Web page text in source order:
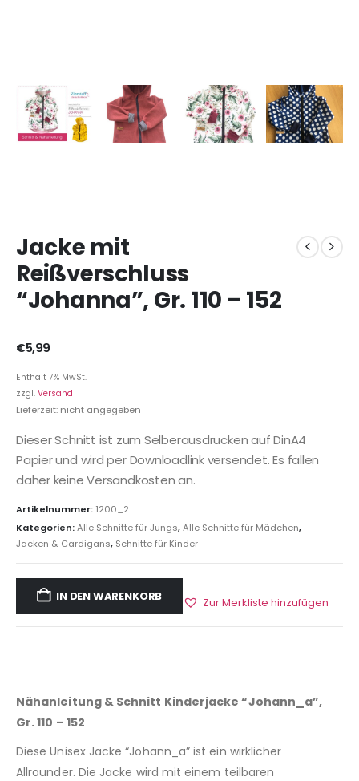
Jacke mit
Reißverschluss
“Johanna”, Gr. 110 – 152
€5,99
Enthält 7% MwSt.
zzgl. Versand
Lieferzeit: nicht angegeben
Dieser Schnitt ist zum Selberausdrucken auf DinA4
Papier und wird per Downloadlink versendet. Es fallen
daher keine Versandkosten an.
Artikelnummer: 1200_2
Kategorien:Alle Schnitte für Jungs,Alle Schnitte für Mädchen,
Jacken & Cardigans, Schnitte für Kinder
IN DEN WARENKORB Zur Merkliste hinzufügen
Nähanleitung & Schnitt Kinderjacke “Johann_a”,
Gr. 110 – 152
Diese Unisex Jacke “Johann_a” ist ein wirklicher
Allrounder. Die Jacke wird mit einem teilbaren